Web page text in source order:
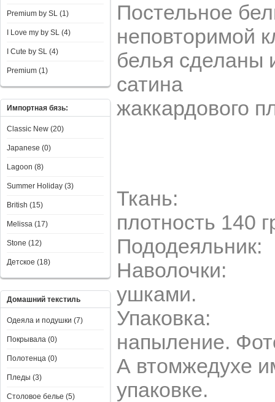
Premium by SL (1)
I Love my by SL (4)
I Сute by SL (4)
Premium (1)
Импортная бязь:
Classic New (20)
Japanese (0)
Lagoon (8)
Summer Holiday (3)
British (15)
Melissa (17)
Stone (12)
Детское (18)
Домашний текстиль
Одеяла и подушки (7)
Покрывала (0)
Полотенца (0)
Пледы (3)
Столовое белье (5)
Постельное
неповторимой
белья сделаны
сатина
жаккардового
плотность 140
Пододеяльник:
Наволочки:
ушками.
Упаковка:
напыление.
А втомжедухе
упаковке.